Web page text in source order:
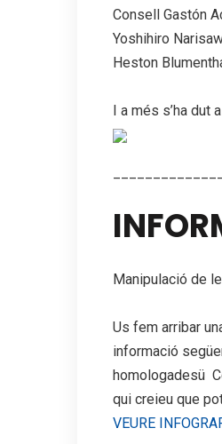
Consell Gastón
Yoshihiro
Heston
I a més s’ha dut
Manipulació de
Us fem arribar
informació
homologadesü
qui creieu que
VEURE